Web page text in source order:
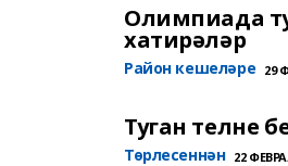
Олимпиада
хатирәләр
Район кешеләре 29
Туган телне
Төрлесеннән 22